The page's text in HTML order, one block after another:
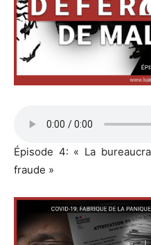
Épisode 4: « La
fraude »